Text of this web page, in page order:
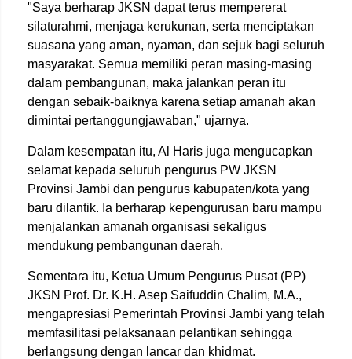
"Saya berharap JKSN dapat terus mempererat
silaturahmi, menjaga kerukunan, serta menciptakan
suasana yang aman, nyaman, dan sejuk bagi seluruh
masyarakat. Semua memiliki peran masing-masing
dalam pembangunan, maka jalankan peran itu
dengan sebaik-baiknya karena setiap amanah akan
dimintai pertanggungjawaban," ujarnya.
Dalam kesempatan itu, Al Haris juga mengucapkan
selamat kepada seluruh pengurus PW JKSN
Provinsi Jambi dan pengurus kabupaten/kota yang
baru dilantik. Ia berharap kepengurusan baru mampu
menjalankan amanah organisasi sekaligus
mendukung pembangunan daerah.
Sementara itu, Ketua Umum Pengurus Pusat (PP)
JKSN Prof. Dr. K.H. Asep Saifuddin Chalim, M.A.,
mengapresiasi Pemerintah Provinsi Jambi yang telah
memfasilitasi pelaksanaan pelantikan sehingga
berlangsung dengan lancar dan khidmat.